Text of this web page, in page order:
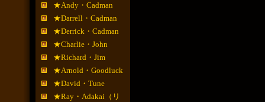
★Andy・Cadman
★Darrell・Cadman
★Derrick・Cadman
★Charlie・John
★Richard・Jim
★Arnold・Goodluck
★David・Tune
★Ray・Adakai（リ